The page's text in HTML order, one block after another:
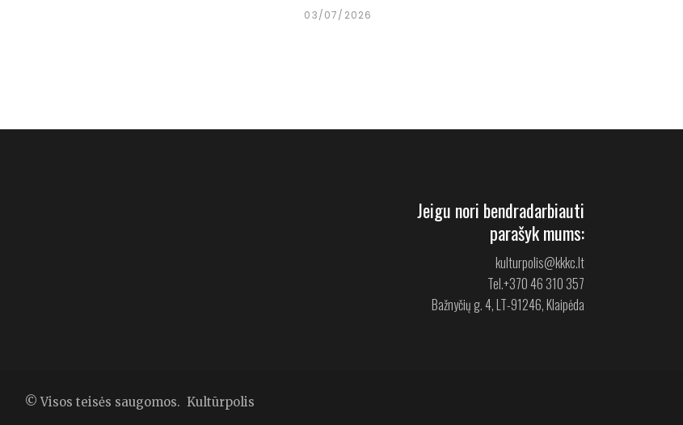
03/07/2026
Jeigu nori bendradarbiauti
parašyk mums:
kulturpolis@kkkc.lt
Tel.+370 46 310 357
Bažnyčių g. 4, LT-91246, Klaipėda
© Visos teisės saugomos. Kultūrpolis